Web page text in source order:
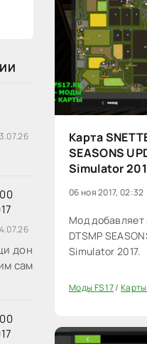
дон
сам
Карта
SEASONS
Simulator
06 ноя 2017, 02:32
Мод добавляет
DTSMP
Simulator 2017.
Моды FS 17/ Карты